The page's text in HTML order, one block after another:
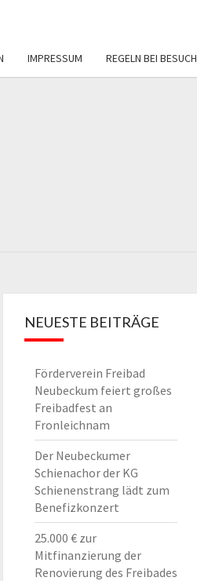
IMPRESSUM REGELN BEI BESUCH
NEUESTE BEITRÄGE
Förderverein Freibad
Neubeckum feiert großes
Freibadfest an
Fronleichnam
Der Neubeckumer
Schienachor der KG
Schienenstrang lädt zum
Benefizkonzert
25.000 € zur
Mitfinanzierung der
Renovierung des Freibades